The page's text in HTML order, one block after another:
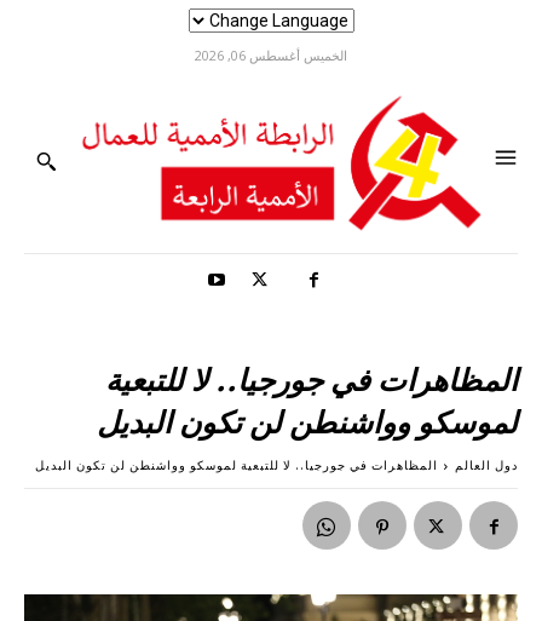
الخميس أغسطس 06, 2026
المظاهرات في جورجيا.. لا للتبعية
لموسكو وواشنطن لن تكون البديل
دول العالم المظاهرات في جورجيا.. لا للتبعية لموسكو وواشنطن لن تكون البديل